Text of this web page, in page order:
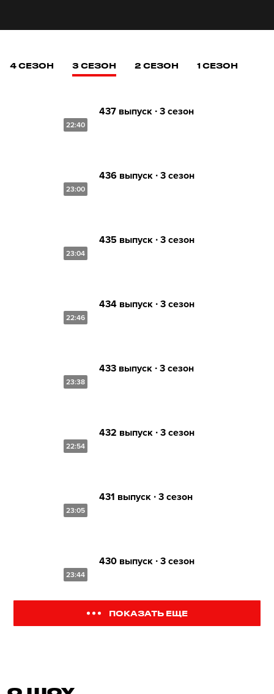
4 СЕЗОН 3 СЕЗОН 2 СЕЗОН 1 СЕЗОН
22:40
437 выпуск ∙ 3 сезон
23:00
436 выпуск ∙ 3 сезон
23:04
435 выпуск ∙ 3 сезон
22:46
434 выпуск ∙ 3 сезон
23:38
433 выпуск ∙ 3 сезон
22:54
432 выпуск ∙ 3 сезон
23:05
431 выпуск ∙ 3 сезон
23:44
430 выпуск ∙ 3 сезон
ПОКАЗАТЬ ЕЩЕ